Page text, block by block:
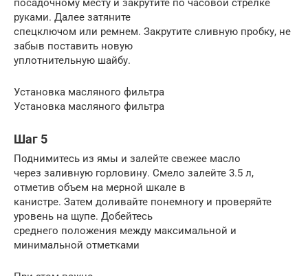
посадочному месту и закрутите по часовой стрелке
руками. Далее затяните
спецключом или ремнем. Закрутите сливную пробку, не
забыв поставить новую
уплотнительную шайбу.
Установка масляного фильтра
Установка масляного фильтра
Шаг 5
Поднимитесь из ямы и залейте свежее масло
через заливную горловину. Смело залейте 3.5 л,
отметив объем на мерной шкале в
канистре. Затем доливайте понемногу и проверяйте
уровень на щупе. Добейтесь
среднего положения между максимальной и
минимальной отметками